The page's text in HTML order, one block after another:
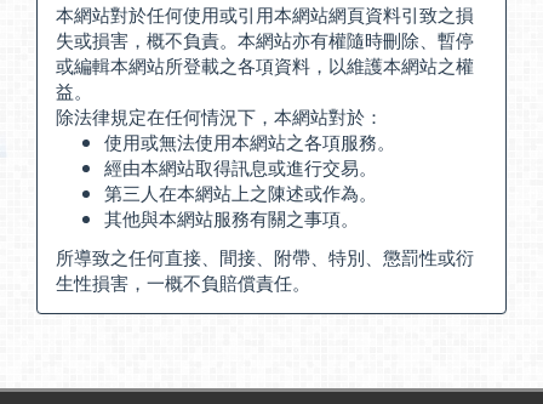
本網站對於任何使用或引用本網站網頁資料引致之損
失或損害，概不負責。本網站亦有權隨時刪除、暫停
或編輯本網站所登載之各項資料，以維護本網站之權
益。
除法律規定在任何情況下，本網站對於：
使用或無法使用本網站之各項服務。
經由本網站取得訊息或進行交易。
第三人在本網站上之陳述或作為。
其他與本網站服務有關之事項。
所導致之任何直接、間接、附帶、特別、懲罰性或衍
生性損害，一概不負賠償責任。